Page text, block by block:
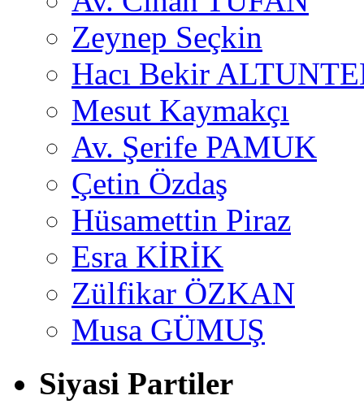
Zeynep Seçkin
Hacı Bekir
Mesut Kaymakçı
Av. Şerife PAMUK
Çetin Özdaş
Hüsamettin Piraz
Esra KİRİK
Zülfikar ÖZKAN
Musa GÜMUŞ
Siyasi Partiler